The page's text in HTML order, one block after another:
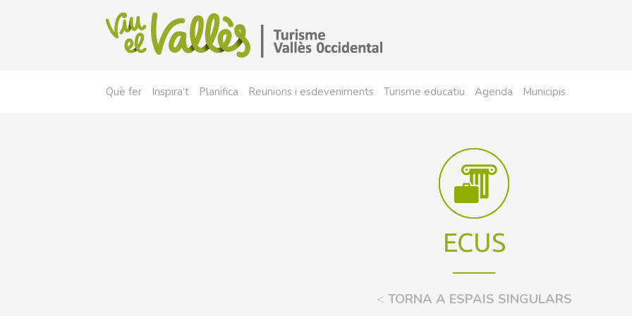
Què fer Inspira’t Planifica Reunions i esdeveniments Turisme educatiu Agenda Municipis
ECUS
< TORNA A ESPAIS SINGULARS